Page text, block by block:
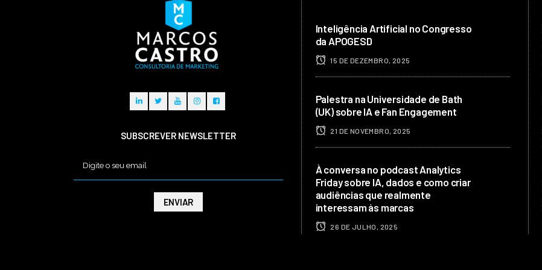
SUBSCREVER NEWSLETTER
Inteligência Artificial no Congresso
da APOGESD
15 DE DEZEMBRO, 2025
Palestra na Universidade de Bath
(UK) sobre IA e Fan Engagement
21 DE NOVEMBRO, 2025
À conversa no podcast Analytics
Friday sobre IA, dados e como criar
audiências que realmente
interessam às marcas
26 DE JULHO, 2025